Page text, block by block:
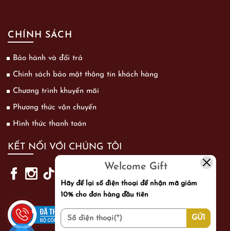
CHÍNH SÁCH
Bảo hành và đổi trả
Chính sách bảo mật thông tin khách hàng
Chương trình khuyến mãi
Phương thức vận chuyển
Hình thức thanh toán
KẾT NỐI VỚI CHÚNG TÔI
Welcome Gift
Hãy để lại số điện thoại để nhận mã giảm
10% cho đơn hàng đầu tiên